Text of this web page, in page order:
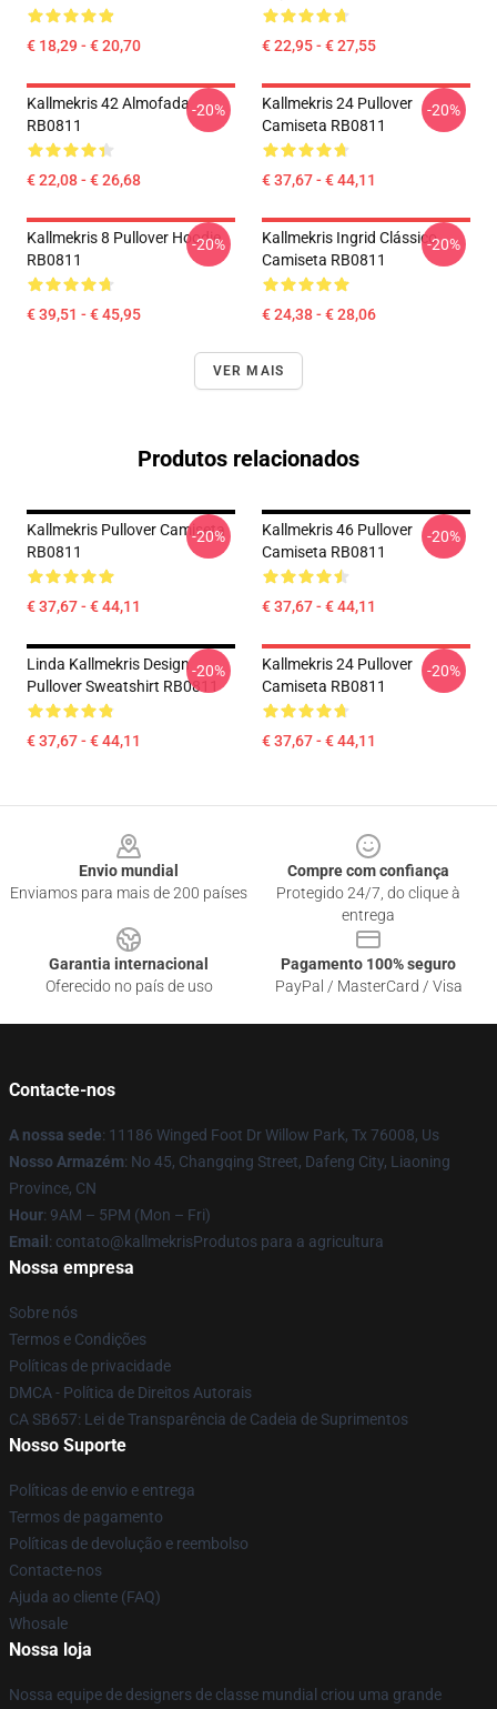
€ 18,29 - € 20,70 € 22,95 - € 27,55
Kallmekris 42 Almofada
RB0811
€ 22,08 - € 26,68
-20%
Kallmekris 24 Pullover
Camiseta RB0811
€ 37,67 - € 44,11
-20%
Kallmekris 8 Pullover Hoodie
RB0811
€ 39,51 - € 45,95
-20%
Kallmekris Ingrid Clássico
Camiseta RB0811
€ 24,38 - € 28,06
-20%
VER MAIS
Produtos relacionados
Kallmekris Pullover Camiseta
RB0811
€ 37,67 - € 44,11
-20%
Kallmekris 46 Pullover
Camiseta RB0811
€ 37,67 - € 44,11
-20%
Linda Kallmekris Design
Pullover Sweatshirt RB0811
€ 37,67 - € 44,11
-20%
Kallmekris 24 Pullover
Camiseta RB0811
€ 37,67 - € 44,11
-20%
Envio mundial
Enviamos para mais de 200 países
Compre com confiança
Protegido 24/7, do clique à
entrega
Garantia internacional
Oferecido no país de uso
Pagamento 100% seguro
PayPal / MasterCard / Visa
Contacte-nos
A nossa sede: 11186 Winged Foot Dr Willow Park, Tx 76008, Us
Nosso Armazém: No 45, Changqing Street, Dafeng City, Liaoning
Province, CN
Hour: 9AM – 5PM (Mon – Fri)
Email : contato@kallmekrisProdutos para a agricultura
Nossa empresa
Sobre nós
Termos e Condições
Políticas de privacidade
DMCA - Política de Direitos Autorais
CA SB657: Lei de Transparência de Cadeia de Suprimentos
Nosso Suporte
Políticas de envio e entrega
Termos de pagamento
Políticas de devolução e reembolso
Contacte-nos
Ajuda ao cliente (FAQ)
Whosale
Nossa loja
Nossa equipe de designers de classe mundial criou uma grande